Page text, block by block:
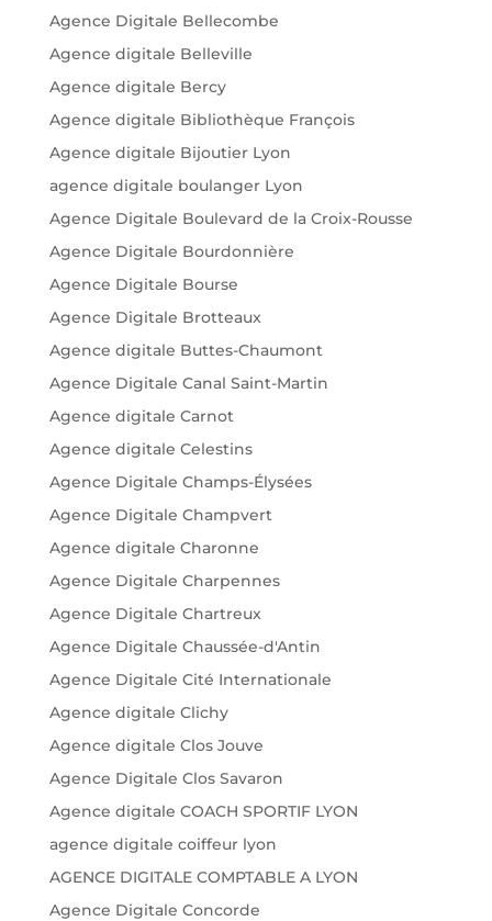
Agence Digitale Bellecombe
Agence digitale Belleville
Agence digitale Bercy
Agence digitale Bibliothèque François
Agence digitale Bijoutier Lyon
agence digitale boulanger Lyon
Agence Digitale Boulevard de la Croix-Rousse
Agence Digitale Bourdonnière
Agence Digitale Bourse
Agence Digitale Brotteaux
Agence digitale Buttes-Chaumont
Agence Digitale Canal Saint-Martin
Agence digitale Carnot
Agence digitale Celestins
Agence Digitale Champs-Élysées
Agence Digitale Champvert
Agence digitale Charonne
Agence Digitale Charpennes
Agence Digitale Chartreux
Agence Digitale Chaussée-d'Antin
Agence Digitale Cité Internationale
Agence digitale Clichy
Agence digitale Clos Jouve
Agence Digitale Clos Savaron
Agence digitale COACH SPORTIF LYON
agence digitale coiffeur lyon
AGENCE DIGITALE COMPTABLE A LYON
Agence Digitale Concorde